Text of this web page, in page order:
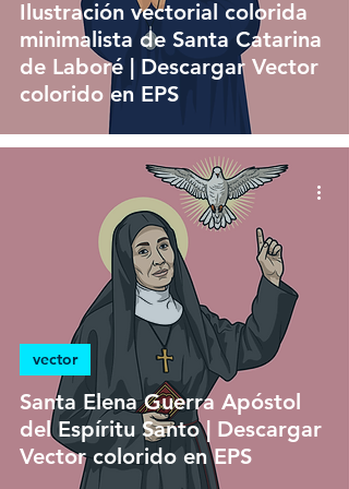
Ilustración vectorial colorida
minimalista de Santa Catarina
de Laboré | Descargar Vector
colorido en EPS
Santa Elena Guerra Apóstol
del Espíritu Santo | Descargar
Vector colorido en EPS
vector